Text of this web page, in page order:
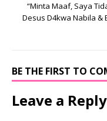
“Minta Maaf, Saya
Desus D4kwa Nabila &
BE THE FIRST TO
Leave a Reply